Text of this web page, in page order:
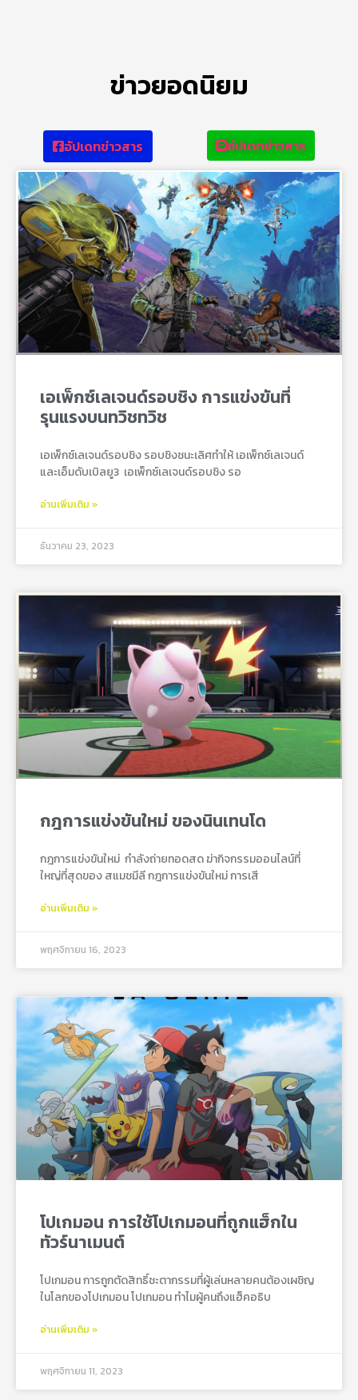
ข่าวยอดนิยม
อัปเดทข่าวสาร อัปเดทข่าวสาร
เอเพ็กซ์เลเจนด์รอบชิง การแข่งขันที่
รุนแรงบนทวิชทวิช
เอเพ็กซ์เลเจนด์รอบชิง รอบชิงชนะเลิศทำให้ เอเพ็กซ์เลเจนด์
และเอ็มดับเบิลยู3 เอเพ็กซ์เลเจนด์รอบชิง รอ
อ่านเพิ่มเติม »
ธันวาคม 23, 2023
กฎการแข่งขันใหม่ ของนินเทนโด
กฎการแข่งขันใหม่ กําลังถ่ายทอดสด ฆ่ากิจกรรมออนไลน์ที่
ใหญ่ที่สุดของ สแมชมีลี กฎการแข่งขันใหม่ การเสี
อ่านเพิ่มเติม »
พฤศจิกายน 16, 2023
โปเกมอน การใช้โปเกมอนที่ถูกแฮ็กใน
ทัวร์นาเมนต์
โปเกมอน การถูกตัดสิทธิ์ชะตากรรมที่ผู้เล่นหลายคนต้องเผชิญ
ในโลกของโปเกมอน โปเกมอน ทำไมผู้คนถึงแฮ็คอธิบ
อ่านเพิ่มเติม »
พฤศจิกายน 11, 2023